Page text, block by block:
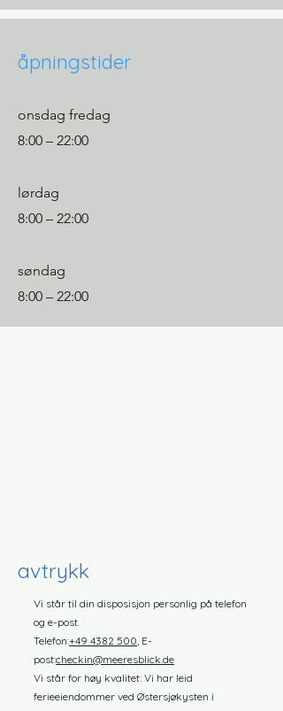
åpningstider
onsdag fredag
8:00 – 22:00
lørdag
8:00 – 22:00
søndag
8:00 – 22:00
avtrykk
Vi står til din disposisjon personlig på telefon
og e-post.
Telefon:+49 4382 500, E-
post:checkin@meeresblick.de
Vi står for høy kvalitet: Vi har leid
ferieeiendommer ved Østersjøkysten i